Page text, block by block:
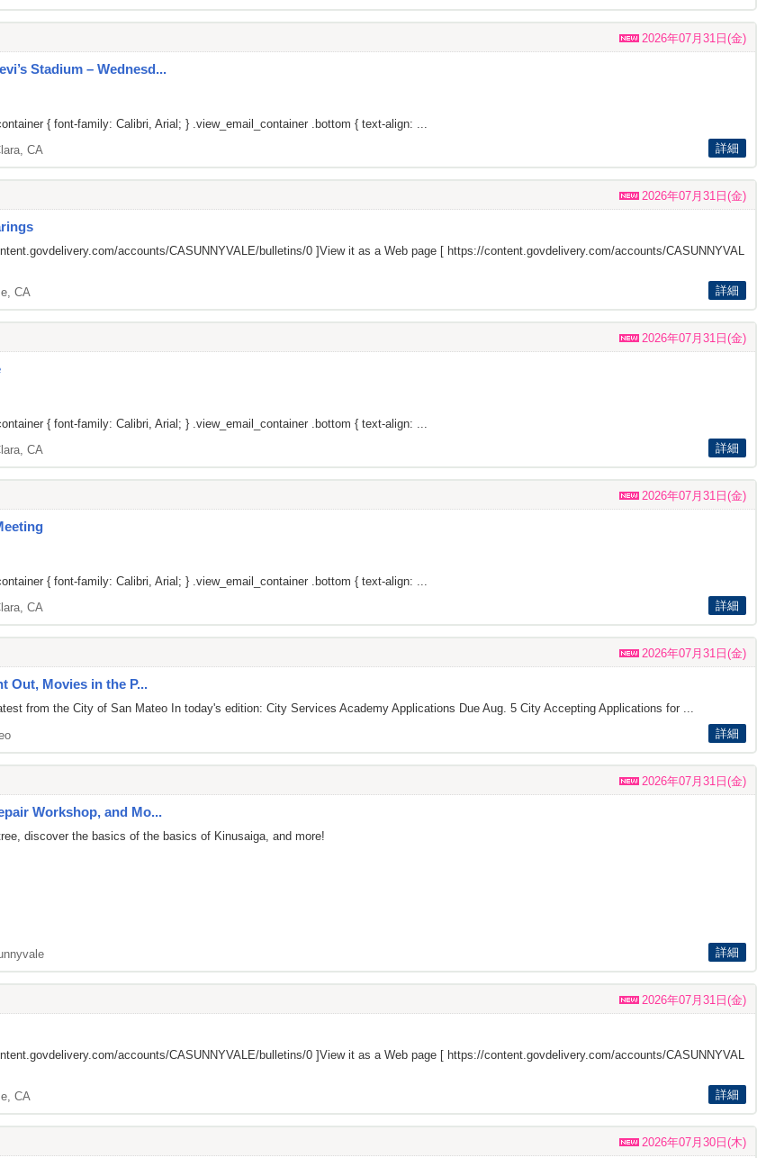
2026年07月31日(金)
Stadium – Wednesd...
{ font-family: Calibri, Arial; } .view_email_container .bottom { text-align: ...
CA 詳細
2026年07月31日(金)
accounts/CASUNNYVALE/bulletins/0 ]View it as a Web page [ https://content.govdelivery.com/accounts/CASUNNYVAL
CA 詳細
2026年07月31日(金)
{ font-family: Calibri, Arial; } .view_email_container .bottom { text-align: ...
CA 詳細
2026年07月31日(金)
{ font-family: Calibri, Arial; } .view_email_container .bottom { text-align: ...
CA 詳細
2026年07月31日(金)
Out, Movies in the P...
from the City of San Mateo In today's edition: City Services Academy Applications Due Aug. 5 City Accepting Applications for ...
詳細
2026年07月31日(金)
Workshop, and Mo...
discover the basics of the basics of Kinusaiga, and more!
詳細
2026年07月31日(金)
accounts/CASUNNYVALE/bulletins/0 ]View it as a Web page [ https://content.govdelivery.com/accounts/CASUNNYVAL
CA 詳細
2026年07月30日(木)